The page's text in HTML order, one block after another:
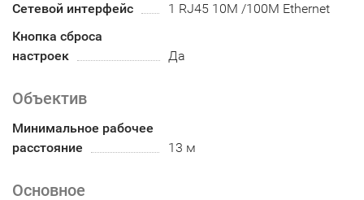
Сетевой интерфейс
1 RJ45 10M /100M Ethernet
Кнопка сброса
настроек
Да
Объектив
Минимальное рабочее
расстояние
13 м
Основное